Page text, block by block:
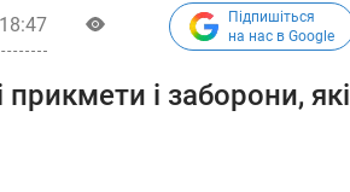
Підпишіться
на нас в Google
і заборони, які